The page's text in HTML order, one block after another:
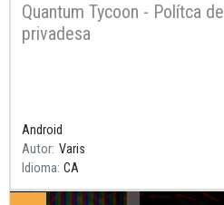
Quantum Tycoon - Polítca de
privadesa
Android
Autor Varis
Idioma CA